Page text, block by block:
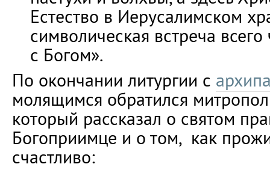
Естество в Иерусалимском
символическая встреча всего
с Богом».
По окончании литургии с
молящимся обратился
который рассказал о святом
Богоприимце и о том, как
счастливо: